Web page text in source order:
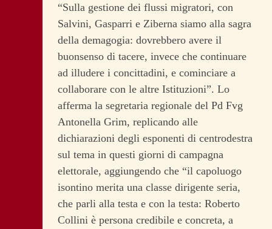
“Sulla gestione dei flussi migratori, con
Salvini, Gasparri e Ziberna siamo alla sagra
della demagogia: dovrebbero avere il
buonsenso di tacere, invece che continuare
ad illudere i concittadini, e cominciare a
collaborare con le altre Istituzioni”. Lo
afferma la segretaria regionale del Pd Fvg
Antonella Grim, replicando alle
dichiarazioni degli esponenti di centrodestra
sul tema in questi giorni di campagna
elettorale, aggiungendo che “il capoluogo
isontino merita una classe dirigente seria,
che parli alla testa e con la testa: Roberto
Collini è persona credibile e concreta, a